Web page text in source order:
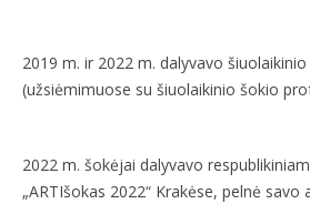
2019 m. ir 2022 m. dalyvavo
(užsiėmimuose su šiuolaikinio šokio
2022 m. šokėjai dalyvavo
„ARTIšokas 2022“ Krakėse, pelnė savo